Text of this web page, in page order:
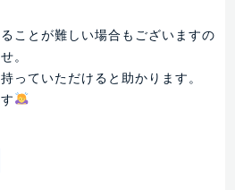
ことが難しい場合もございますの
。
っていただけると助かります。